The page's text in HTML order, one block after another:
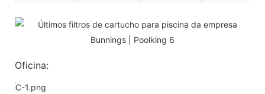
Oficina: